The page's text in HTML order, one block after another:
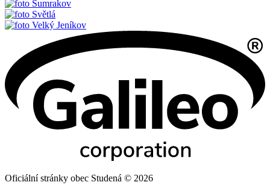
Sumrakov
Světlá
Velký Jeníkov
Oficiální stránky obec Studená © 2026